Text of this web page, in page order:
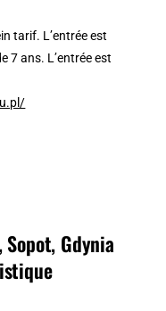
tarif. L’entrée est
7 ans. L’entrée est
Gdynia